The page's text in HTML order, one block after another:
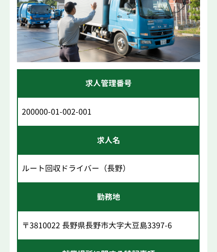
求人管理番号
200000-01-002-001
求人名
ルート回収ドライバー（長野）
勤務地
〒3810022 長野県長野市大字大豆島3397-6